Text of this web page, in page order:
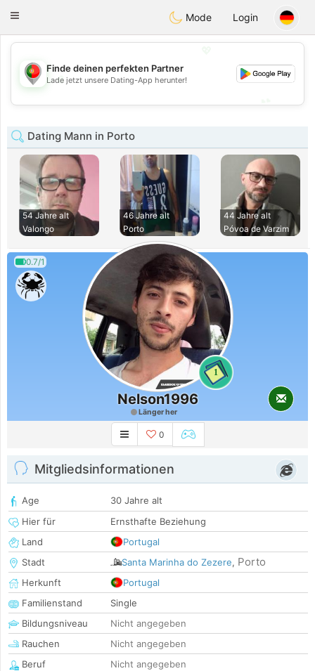
Portugues
Toggle
Mode Login
💖
💕
Finde deinen perfekten Partner
Lade jetzt unsere Dating-App herunter!
Dating Mann in Porto
54 Jahre alt
Valongo
46 Jahre alt
Porto
44 Jahre alt
Póvoa de Varzim
0.7/1
1
Nelson1996
Länger her
0
Mitgliedsinformationen
Age
30 Jahre alt
Hier für
Ernsthafte Beziehung
Land
Portugal
Stadt
Santa Marinha do Zezere, Porto
Herkunft
Portugal
Familienstand
Single
Bildungsniveau
Nicht angegeben
Rauchen
Nicht angegeben
Beruf
Nicht angegeben